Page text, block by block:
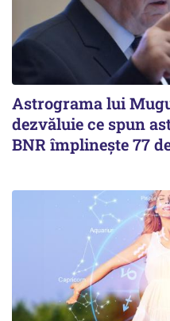
Astrograma lui
dezvăluie ce spun
BNR împlinește 77